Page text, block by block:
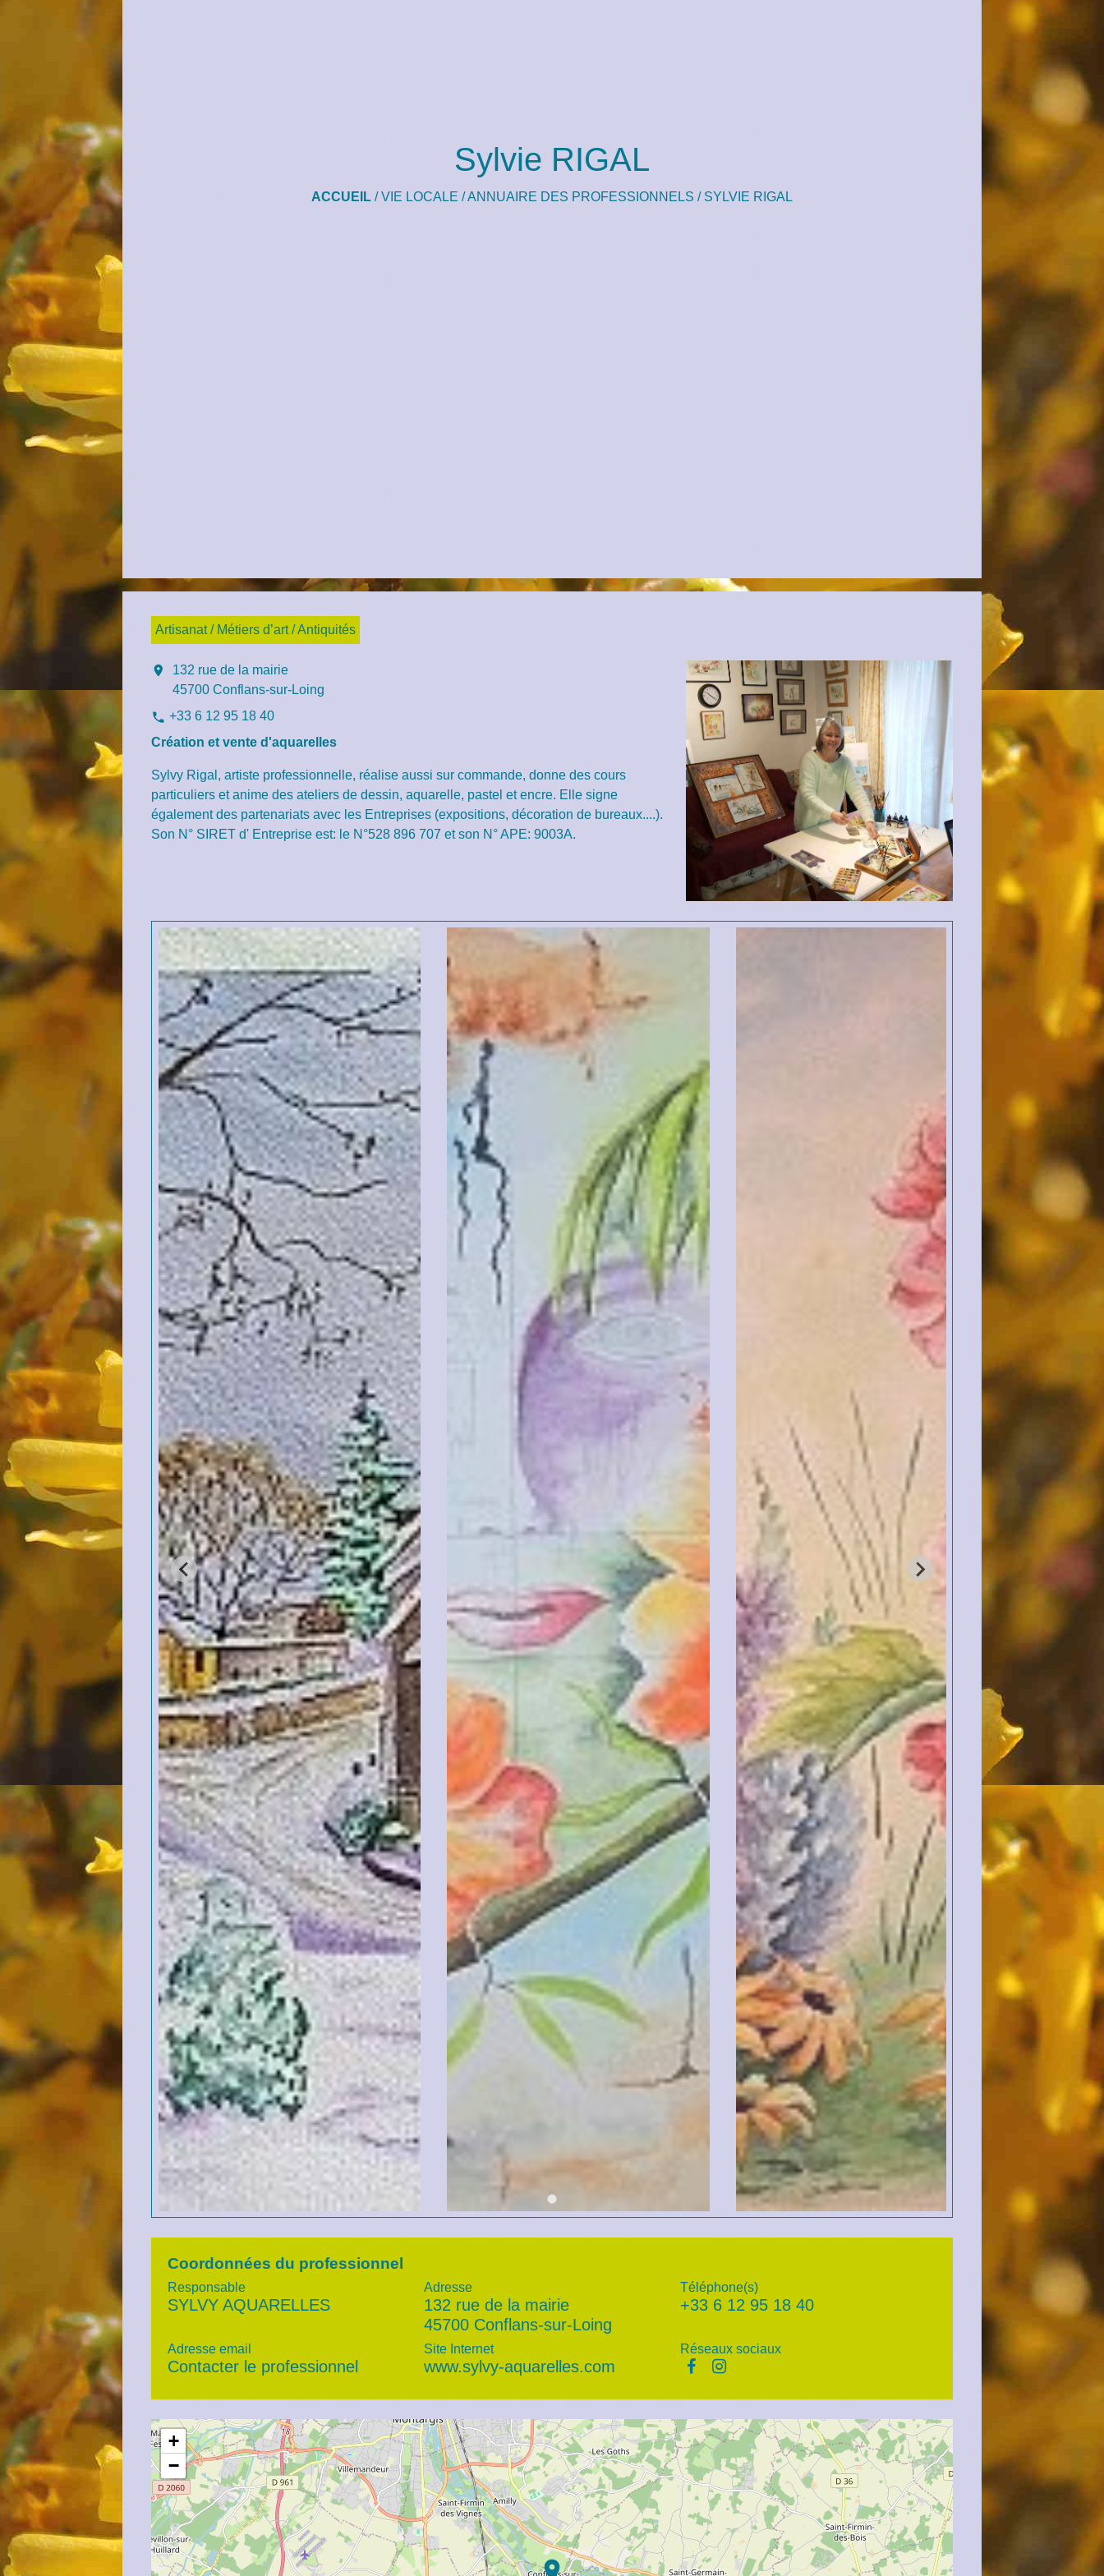
Sylvie RIGAL
ACCUEIL /VIE LOCALE /ANNUAIRE DES PROFESSIONNELS / SYLVIE RIGAL
Artisanat / Métiers d’art / Antiquités
location_on
132 rue de la mairie
45700 Conflans-sur-Loing
phone +33 6 12 95 18 40
Création et vente d'aquarelles
Sylvy Rigal, artiste professionnelle, réalise aussi sur commande, donne des cours
particuliers et anime des ateliers de dessin, aquarelle, pastel et encre. Elle signe
également des partenariats avec les Entreprises (expositions, décoration de bureaux....).
Son N° SIRET d' Entreprise est: le N°528 896 707 et son N° APE: 9003A.
Coordonnées du professionnel
Responsable
SYLVY AQUARELLES
Adresse
132 rue de la mairie
45700 Conflans-sur-Loing
Téléphone(s)
+33 6 12 95 18 40
Adresse email
Contacter le professionnel
Site Internet
www.sylvy-aquarelles.com
Réseaux sociaux
location_on
+
−